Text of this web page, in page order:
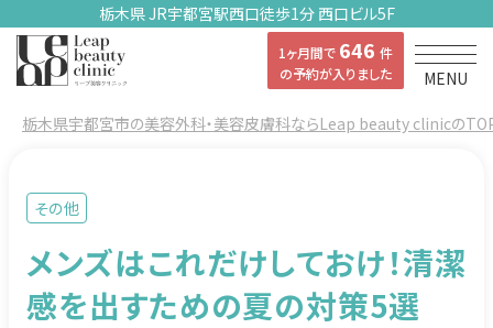
栃木県 JR宇都宮駅西口徒歩1分 西口ビル5F
1ヶ月間で 646 件
の予約が入りました
MENU
栃木県宇都宮市の美容外科・美容皮膚科ならLeap beauty clinicの
その他
メンズはこれだけしておけ！清潔
感を出すための夏の対策5選